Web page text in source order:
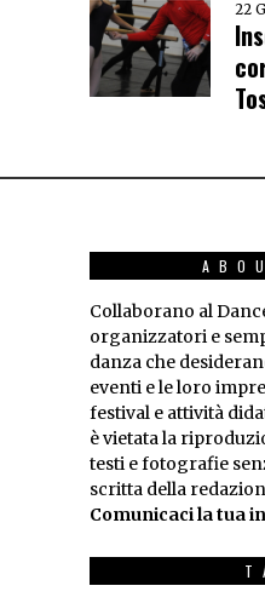
22
Collaborano al
organizzatori e
danza che
eventi e le loro
festival e attività
è vietata la
testi e fotografie
scritta della
Comunicaci la tua